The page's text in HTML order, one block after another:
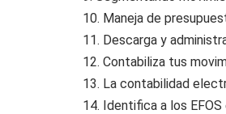
10. Maneja de
11. Descarga y
12. Contabiliza tus
13. La contabilidad
14. Identifica a los